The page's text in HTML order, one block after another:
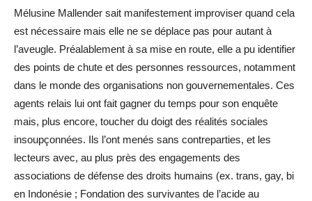
Mélusine Mallender sait manifestement improviser quand cela
est nécessaire mais elle ne se déplace pas pour autant à
l’aveugle. Préalablement à sa mise en route, elle a pu identifier
des points de chute et des personnes ressources, notamment
dans le monde des organisations non gouvernementales. Ces
agents relais lui ont fait gagner du temps pour son enquête
mais, plus encore, toucher du doigt des réalités sociales
insoupçonnées. Ils l’ont menés sans contreparties, et les
lecteurs avec, au plus près des engagements des
associations de défense des droits humains (ex. trans, gay, bi
en Indonésie ; Fondation des survivantes de l’acide au